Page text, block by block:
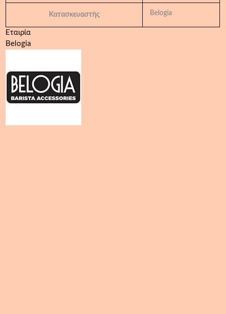
Κατασκευαστής Belogia
Εταιρία
Belogia